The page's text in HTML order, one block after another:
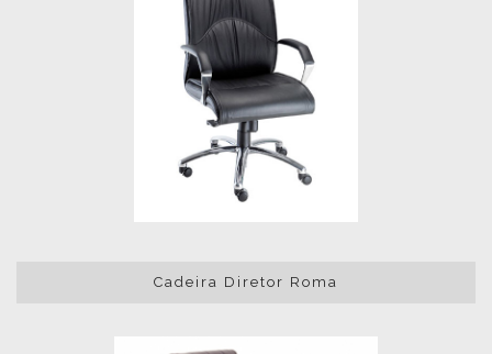
Cadeira Diretor Roma